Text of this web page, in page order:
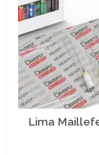
Lima